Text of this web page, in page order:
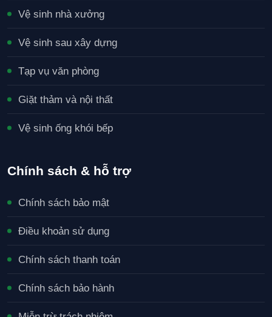
Vệ sinh nhà xưởng
Vệ sinh sau xây dựng
Tạp vụ văn phòng
Giặt thảm và nội thất
Vệ sinh ống khói bếp
Chính sách & hỗ trợ
Chính sách bảo mật
Điều khoản sử dụng
Chính sách thanh toán
Chính sách bảo hành